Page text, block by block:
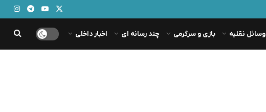
وسائل نقلیه بازی و سرگرمی چند رسانه ای اخبار داخلی